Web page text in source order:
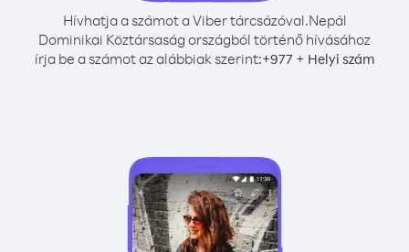
Hívhatja a számot a Viber tárcsázóval.Nepál
Dominikai Köztársaság országból történő hívásához
írja be a számot az alábbiak szerint:+977 + Helyi szám